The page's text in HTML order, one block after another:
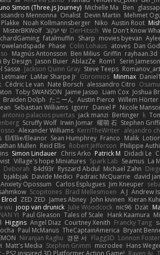
Simon (Three.js Journey) Michelle Ma Ben
Mennonna Onalist Devin Martin Mehmet
Noah Kollmannsberger Niko Austin Root
MisterBKWolf שי יעקוב DerHitsch We Don't Know
fatalmuffin Sharp movies byevan
Phase Colin Lohaus atoves Dan
Magnús Antonsson Ben Milius Griffin rayhaan.3d
By Design Jason Buier AblazZe Rom1 Serin Jameson
Sasse Jackson Quinn Gray Steve Teeps
LaMar Sharpe Jr Gbromios Minmax
Cédric Le van Nate Borsch alessandro Citro
Toby SWANSON Jaime Jasso Liam Cox Joshua
Braiden Dolph たこーん Austin Pierce Willem Hörter
Sebastian Williams igorrr Daniel P Nicole
antonio palacios puertas jack manzi Bertinger k
Scruffy Wolf Irwin Jomar 曜萌 石 Stephen
Alexander Williams KerriTheWriter alejandro
El/Ellie/Eleanor Sean Humphrey Franco Malik
Mullen Reid Ellis Robert Jefferson Philippe
Simon Lindauer Chris Arko Patrick M Didadi Le
Village's hope Miniatures Spark Lab Seamus La
Deborah 84d93r Ryszard Abdul Michael Zahn
bjakbjak Davide Medici Padraic McQuarrie david
Anxiety Opossum Carlos Esplugues Jim Kneuper
Scopitones Brad Mellesmoen A J Andrew
ZED ZED James Abney John kivinen Kieran
wu joop van drunick Julie Woodcock nic96 Dzät
NAN YI Paul Gleason Tales of Scale Hank Kaamura
Higgins Angel Diaz Courtney Xenith Francky Tang
Paul McManus TheCaptainAmerica Bryant
Niranjan Raghu 경문 서 Flagg3D Lonnon Foster
Matt's Media Stephen Grimm microdee Hans
- PS2 inspired 3D Platformer Action Game! Raven Ai